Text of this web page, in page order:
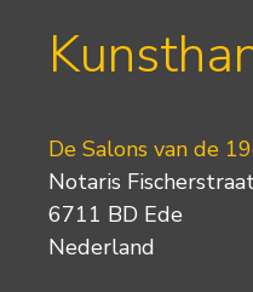
De Salons van de
Notaris
6711 BD Ede
Nederland